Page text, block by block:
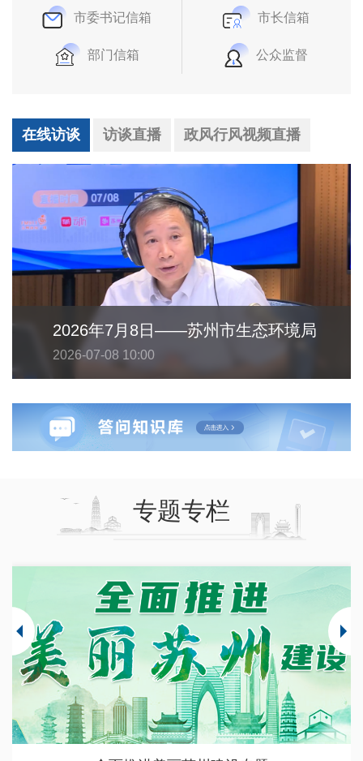
市委书记信箱 市长信箱
部门信箱 公众监督
在线访谈 访谈直播 政风行风视频直播
2026年7月8日——苏州市生态环境局
2026-07-08 10:00
专题专栏